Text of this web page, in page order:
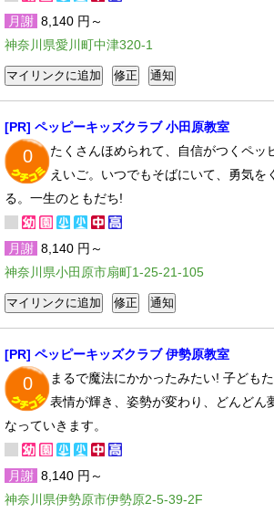
月謝 8,140 円～
神奈川県愛川町中津320-1
[PR] ペッピーキッズクラブ 小田原教室
0
たくさんほめられて、自信がつくペッ
えいご。いつでもそばにいて、勇気を
る。一生のともだち!
月謝 8,140 円～
神奈川県小田原市扇町1-25-21-105
[PR] ペッピーキッズクラブ 伊勢原教室
0
まるで魔法にかかったみたい! 子ども
表情が輝き、姿勢が変わり、どんどん
なっていきます。
月謝 8,140 円～
神奈川県伊勢原市伊勢原2-5-39-2F